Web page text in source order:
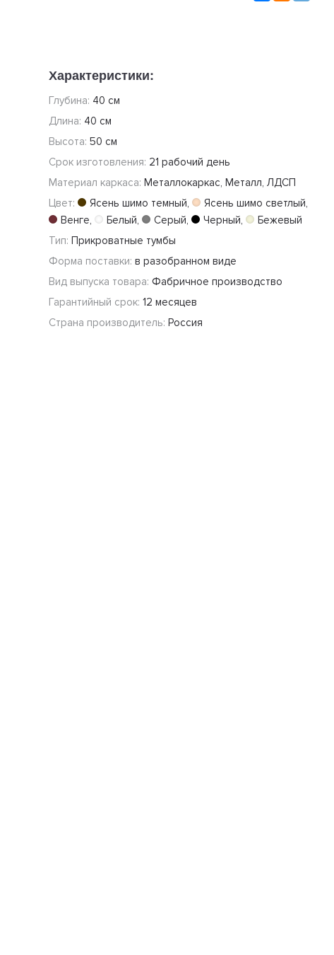
Характеристики:
Глубина: 40 см
Длина: 40 см
Высота: 50 см
Срок изготовления: 21 рабочий день
Материал каркаса: Металлокаркас, Металл, ЛДСП
Цвет:
Ясень шимо темный, Ясень шимо светлый,
Венге, Белый, Серый, Черный,
Бежевый
Тип: Прикроватные тумбы
Форма поставки: в разобранном виде
Вид выпуска товара: Фабричное производство
Гарантийный срок: 12 месяцев
Страна производитель: Россия